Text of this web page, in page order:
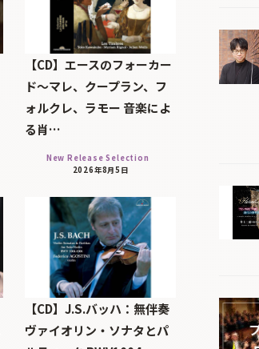
【CD】エースのフォーカー
ド～マレ、クープラン、フ
ォルクレ、ラモー 音楽によ
る肖…
New Release Selection
2026年8月5日
【CD】J.S.バッハ：無伴奏
ヴァイオリン・ソナタとパ